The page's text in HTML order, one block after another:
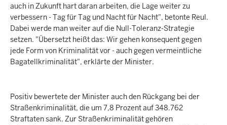
auch in Zukunft hart daran arbeiten, die Lage weiter zu
verbessern - Tag für Tag und Nacht für Nacht", betonte Reul.
Dabei werde man weiter auf die Null-Toleranz-Strategie
setzen. "Übersetzt heißt das: Wir gehen konsequent gegen
jede Form von Kriminalität vor - auch gegen vermeintliche
Bagatellkriminalität", erklärte der Minister.
Positiv bewertete der Minister auch den Rückgang bei der
Straßenkriminalität, die um 7,8 Prozent auf 348.762
Straftaten sank. Zur Straßenkriminalität gehören